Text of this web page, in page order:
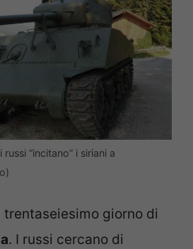
“incitano” i siriani a
giorno di
. I russi cercano di